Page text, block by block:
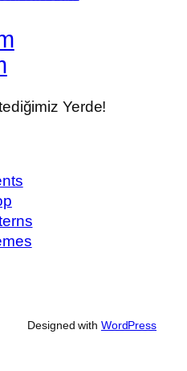
Yerde!
Designed with WordPress